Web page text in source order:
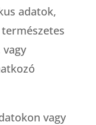
adatok,
vagy